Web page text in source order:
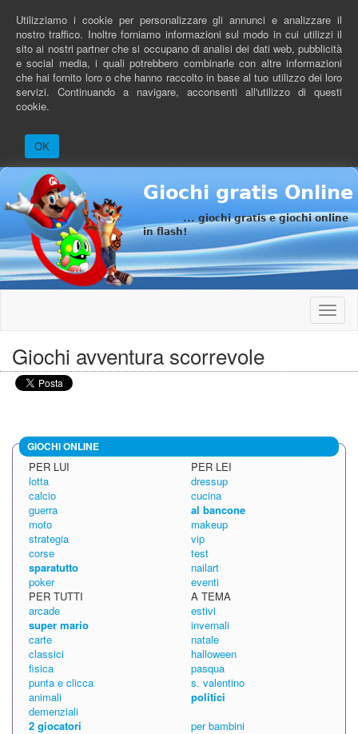
contenuto
principale
Utilizziamo i cookie per personalizzare gli annunci e analizzare il
nostro traffico. Inoltre forniamo informazioni sul modo in cui utilizzi il
sito ai nostri partner che si occupano di analisi dei dati web, pubblicità
e social media, i quali potrebbero combinarle con altre informazioni
che hai fornito loro o che hanno raccolto in base al tuo utilizzo dei loro
servizi. Continuando a navigare, acconsenti all'utilizzo di questi
cookie.
OK
Giochi gratis Online
... giochi gratis e giochi online
in flash!
Toggle
Giochi avventura scorrevole
GIOCHI ONLINE
PER LUI
lotta
calcio
guerra
moto
strategia
corse
sparatutto
poker
PER LEI
dressup
cucina
al bancone
makeup
vip
test
nailart
eventi
PER TUTTI
arcade
super mario
carte
classici
fisica
punta e clicca
animali
demenziali
2 giocatori
A TEMA
estivi
invernali
natale
halloween
pasqua
s. valentino
politici
per bambini